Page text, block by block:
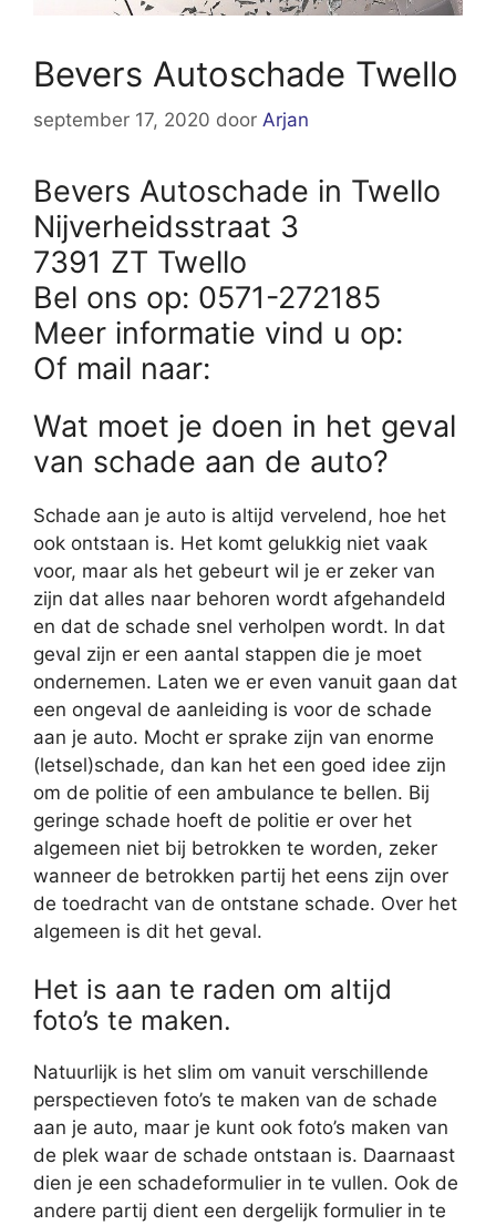
Bevers Autoschade Twello
september 17, 2020 door Arjan
Bevers Autoschade in Twello
Nijverheidsstraat 3
7391 ZT Twello
Bel ons op: 0571-272185
Meer informatie vind u op:
Of mail naar:
Wat moet je doen in het geval
van schade aan de auto?
Schade aan je auto is altijd vervelend, hoe het
ook ontstaan is. Het komt gelukkig niet vaak
voor, maar als het gebeurt wil je er zeker van
zijn dat alles naar behoren wordt afgehandeld
en dat de schade snel verholpen wordt. In dat
geval zijn er een aantal stappen die je moet
ondernemen. Laten we er even vanuit gaan dat
een ongeval de aanleiding is voor de schade
aan je auto. Mocht er sprake zijn van enorme
(letsel)schade, dan kan het een goed idee zijn
om de politie of een ambulance te bellen. Bij
geringe schade hoeft de politie er over het
algemeen niet bij betrokken te worden, zeker
wanneer de betrokken partij het eens zijn over
de toedracht van de ontstane schade. Over het
algemeen is dit het geval.
Het is aan te raden om altijd
foto’s te maken.
Natuurlijk is het slim om vanuit verschillende
perspectieven foto’s te maken van de schade
aan je auto, maar je kunt ook foto’s maken van
de plek waar de schade ontstaan is. Daarnaast
dien je een schadeformulier in te vullen. Ook de
andere partij dient een dergelijk formulier in te